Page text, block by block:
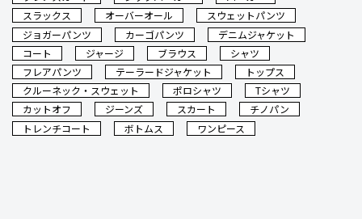
スラックス
オーバーオール
スウェットパンツ
ジョガーパンツ
カーゴパンツ
デニムジャケット
コート
ジャージ ブラウス
シャツ
フレアパンツ
テーラードジャケット
トップス
クルーネック・スウェット
ポロシャツ
Tシャツ
カットオフ
ジーンズ スカート
チノパン
トレンチコート
ボトムス ワンピース